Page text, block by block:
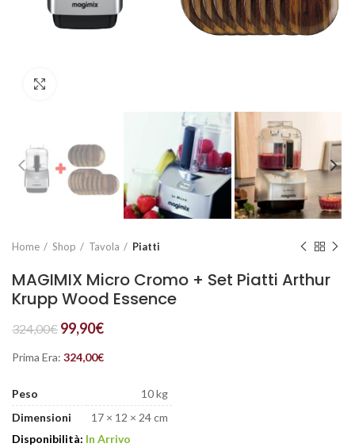
Home Shop Tavola Piatti
MAGIMIX Micro Cromo + Set Piatti Arthur
Krupp Wood Essence
324,00€ 99,90€
Prima Era: 324,00€
Peso
10 kg
Dimensioni
17 × 12 × 24 cm
Disponibilità: In Arrivo